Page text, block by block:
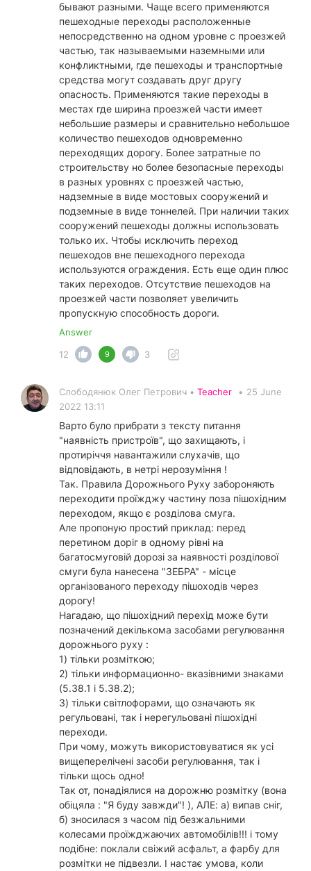
бывают разными. Чаще всего применяются
пешеходные переходы расположенные
непосредственно на одном уровне с проезжей
частью, так называемыми наземными или
конфликтными, где пешеходы и транспортные
средства могут создавать друг другу
опасность. Применяются такие переходы в
местах где ширина проезжей части имеет
небольшие размеры и сравнительно небольшое
количество пешеходов одновременно
переходящих дорогу. Более затратные по
строительству но более безопасные переходы
в разных уровнях с проезжей частью,
надземные в виде мостовых сооружений и
подземные в виде тоннелей. При наличии таких
сооружений пешеходы должны использовать
только их. Чтобы исключить переход
пешеходов вне пешеходного перехода
используются ограждения. Есть еще один плюс
таких переходов. Отсутствие пешеходов на
проезжей части позволяет увеличить
пропускную способность дороги.
Answer
12
9 3
Слободянюк Олег Петрович • Teacher • 25 June
2022 13:11
Варто було прибрати з тексту питання
"наявність пристроїв", що захищають, і
протиріччя навантажили слухачів, що
відповідають, в нетрі нерозуміння !
Так. Правила Дорожнього Руху забороняють
переходити проїжджу частину поза пішохідним
переходом, якщо є розділова смуга.
Але пропоную простий приклад: перед
перетином доріг в одному рівні на
багатосмуговій дорозі за наявності розділової
смуги була нанесена "ЗЕБРА" - місце
організованого переходу пішоходів через
дорогу!
Нагадаю, що пішохідний перехід може бути
позначений декількома засобами регулювання
дорожнього руху :
1) тільки розміткою;
2) тільки информационно- вказівними знаками
(5.38.1 і 5.38.2);
3) тільки світлофорами, що означають як
регульовані, так і нерегульовані пішохідні
переходи.
При чому, можуть використовуватися як усі
вищеперелічені засоби регулювання, так і
тільки щось одно!
Так от, понадіялися на дорожню розмітку (вона
обіцяла : "Я буду завжди"! ), АЛЕ: а) випав сніг,
б) зносилася з часом під безжальними
колесами проїжджаючих автомобілів!!! і тому
подібне: поклали свіжий асфальт, а фарбу для
розмітки не підвезли. І настає умова, коли